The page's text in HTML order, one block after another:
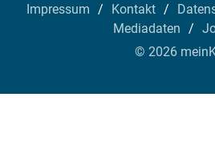
Impressum Kontakt
Mediadaten
© 2026